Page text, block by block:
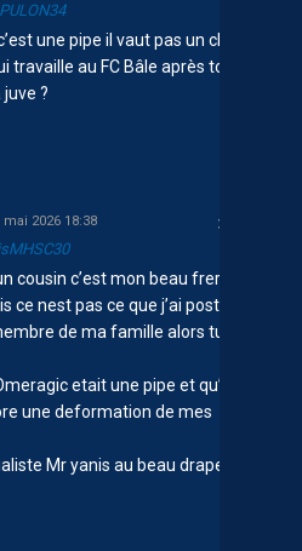
une pipe il vaut pas un clou.
travaille au FC Bâle après ton
?
mai 2026 18:38
cousin c’est mon beau frere qui
ce nest pas ce que j’ai posté la
de ma famille alors tu
etait une pipe et qu’il ne
une deformation de mes
Mr yanis au beau drapeau